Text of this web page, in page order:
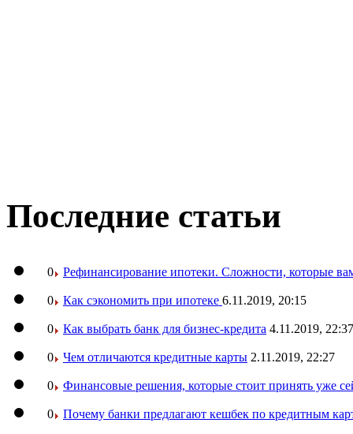
Последние статьи
0 Рефинансирование ипотеки. Сложности, которые
0 Как сэкономить при ипотеке 6.11.2019, 20:15
0 Как выбрать банк для бизнес-кредита 4.11.2019, 22:37
0 Чем отличаются кредитные карты 2.11.2019, 22:27
0 Финансовые решения, которые стоит принять уже
0 Почему банки предлагают кешбек по кредитным